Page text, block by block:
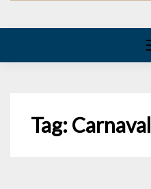
Tag:Carnaval